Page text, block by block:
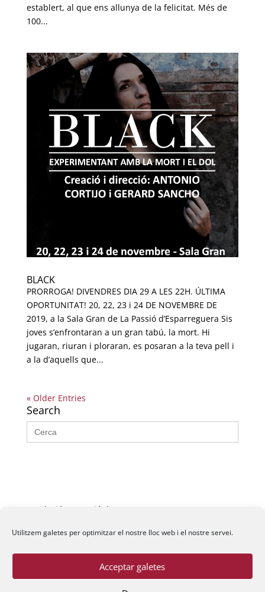
Utilitzem galetes per optimitzar el nostre lloc web i el nostre servei.
Acceptar galetes
establert, al que ens allunya de la felicitat. Més de
100...
BLACK
PRORROGA! DIVENDRES DIA 29 A LES 22H. ÚLTIMA
OPORTUNITAT! 20, 22, 23 i 24 DE NOVEMBRE DE
2019, a la Sala Gran de La Passió d’Esparreguera Sis
joves s’enfrontaran a un gran tabú, la mort. Hi
jugaran, riuran i ploraran, es posaran a la teva pell i
a la d’aquells que...
« Older Entries
Search
Search
for:
Fundació La Passió d’Esparreguera, 2026